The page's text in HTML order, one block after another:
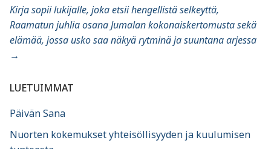
Kirja sopii lukijalle, joka etsii hengellistä selkeyttä,
Raamatun juhlia osana Jumalan kokonaiskertomusta sekä
elämää, jossa usko saa näkyä rytminä ja suuntana arjessa
→
LUETUIMMAT
Päivän Sana
Nuorten kokemukset yhteisöllisyyden ja kuulumisen